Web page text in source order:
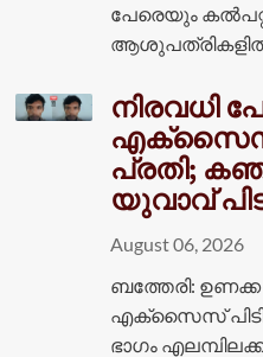
പേരെയും
ആശുപത്രികളിൽ
നിരവധി
പ്രതി;
യുവാവ്
August 06, 2026
ബത്തേരി:
എക്സെെസ്
ഭാഗം